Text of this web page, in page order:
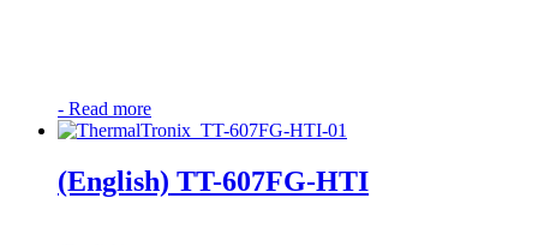
- Read more
(English) TT-607FG-HTI